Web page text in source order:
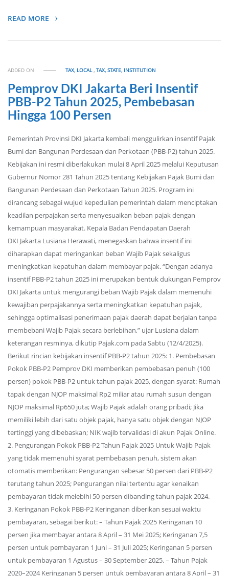
READ MORE
ADDED ON TAX, LOCAL,TAX, STATE, INSTITUTION
Pemprov DKI Jakarta Beri Insentif
PBB-P2 Tahun 2025, Pembebasan
Hingga 100 Persen
Pemerintah Provinsi DKI Jakarta kembali menggulirkan insentif Pajak
Bumi dan Bangunan Perdesaan dan Perkotaan (PBB-P2) tahun 2025.
Kebijakan ini resmi diberlakukan mulai 8 April 2025 melalui Keputusan
Gubernur Nomor 281 Tahun 2025 tentang Kebijakan Pajak Bumi dan
Bangunan Perdesaan dan Perkotaan Tahun 2025. Program ini
dirancang sebagai wujud kepedulian pemerintah dalam menciptakan
keadilan perpajakan serta menyesuaikan beban pajak dengan
kemampuan masyarakat. Kepala Badan Pendapatan Daerah
DKI Jakarta Lusiana Herawati, menegaskan bahwa insentif ini
diharapkan dapat meringankan beban Wajib Pajak sekaligus
meningkatkan kepatuhan dalam membayar pajak. “Dengan adanya
insentif PBB-P2 tahun 2025 ini merupakan bentuk dukungan Pemprov
DKI Jakarta untuk mengurangi beban Wajib Pajak dalam memenuhi
kewajiban perpajakannya serta meningkatkan kepatuhan pajak,
sehingga optimalisasi penerimaan pajak daerah dapat berjalan tanpa
membebani Wajib Pajak secara berlebihan,” ujar Lusiana dalam
keterangan resminya, dikutip Pajak.com pada Sabtu (12/4/2025).
Berikut rincian kebijakan insentif PBB-P2 tahun 2025: 1. Pembebasan
Pokok PBB-P2 Pemprov DKI memberikan pembebasan penuh (100
persen) pokok PBB-P2 untuk tahun pajak 2025, dengan syarat: Rumah
tapak dengan NJOP maksimal Rp2 miliar atau rumah susun dengan
NJOP maksimal Rp650 juta; Wajib Pajak adalah orang pribadi; Jika
memiliki lebih dari satu objek pajak, hanya satu objek dengan NJOP
tertinggi yang dibebaskan; NIK wajib tervalidasi di akun Pajak Online.
2. Pengurangan Pokok PBB-P2 Tahun Pajak 2025 Untuk Wajib Pajak
yang tidak memenuhi syarat pembebasan penuh, sistem akan
otomatis memberikan: Pengurangan sebesar 50 persen dari PBB-P2
terutang tahun 2025; Pengurangan nilai tertentu agar kenaikan
pembayaran tidak melebihi 50 persen dibanding tahun pajak 2024.
3. Keringanan Pokok PBB-P2 Keringanan diberikan sesuai waktu
pembayaran, sebagai berikut: – Tahun Pajak 2025 Keringanan 10
persen jika membayar antara 8 April – 31 Mei 2025; Keringanan 7,5
persen untuk pembayaran 1 Juni – 31 Juli 2025; Keringanan 5 persen
untuk pembayaran 1 Agustus – 30 September 2025. – Tahun Pajak
2020–2024 Keringanan 5 persen untuk pembayaran antara 8 April – 31